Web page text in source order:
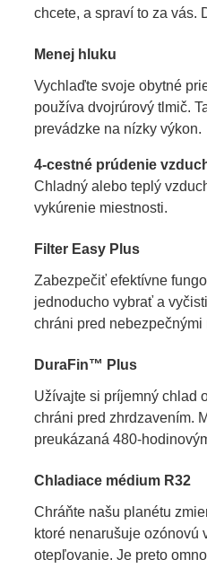
chcete, a spraví to za vás.
Menej hluku
Vychlaďte svoje obytné
používa dvojrúrový tlmič.
prevádzke na nízky výkon.
4-cestné prúdenie
Chladný alebo teplý
vykúrenie miestnosti.
Filter Easy Plus
Zabezpečiť efektívne
jednoducho vybrať a
chráni pred
DuraFin™ Plus
Užívajte si príjemný chlad
chráni pred zhrdzavením.
preukázaná 480-
Chladiace médium R32
Chráňte našu planétu
ktoré nenarušuje ozónovú
otepľovanie. Je preto